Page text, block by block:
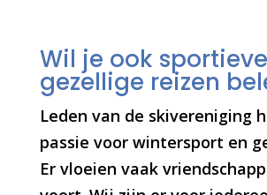
Wil je ook
gezellige reizen
Leden van de skivereniging
passie voor wintersport en
Er vloeien vaak